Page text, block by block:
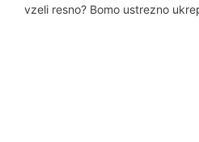
vzeli resno? Bomo ustrezno